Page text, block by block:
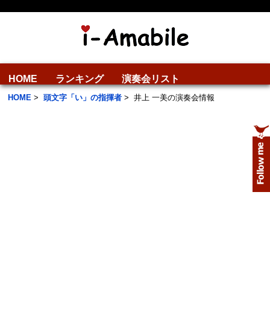
HOME ランキング 演奏会リスト
HOME > 頭文字「い」の指揮者 > 井上 一美の演奏会情報